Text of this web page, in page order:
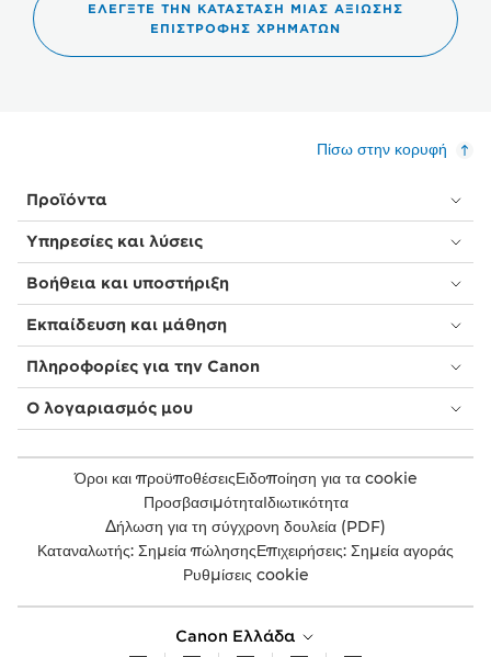
ΕΛΈΓΞΤΕ ΤΗΝ ΚΑΤΆΣΤΑΣΗ ΜΙΑΣ ΑΞΊΩΣΗΣ
ΕΠΙΣΤΡΟΦΉΣ ΧΡΗΜΆΤΩΝ
Πίσω στην κορυφή
Προϊόντα
Υπηρεσίες και λύσεις
Βοήθεια και υποστήριξη
Εκπαίδευση και μάθηση
Πληροφορίες για την Canon
Ο λογαριασμός μου
Όροι και προϋποθέσειςΕιδοποίηση για τα cookie
ΠροσβασιμότηταΙδιωτικότητα
Δήλωση για τη σύγχρονη δουλεία (PDF)
Καταναλωτής: Σημεία πώλησηςΕπιχειρήσεις: Σημεία αγοράς
Ρυθμίσεις cookie
Canon Ελλάδα